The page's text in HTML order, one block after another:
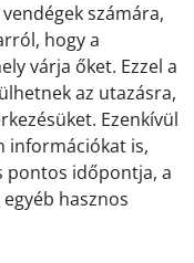
számára,
hogy a
várja őket. Ezzel a
az utazásra,
Ezenkívül
információkat is,
pontos időpontja, a
hasznos